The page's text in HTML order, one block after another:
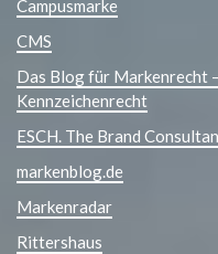
Campusmarke
CMS
Das Blog für Markenrecht
Kennzeichenrecht
ESCH. The Brand
markenblog.de
Markenradar
Rittershaus